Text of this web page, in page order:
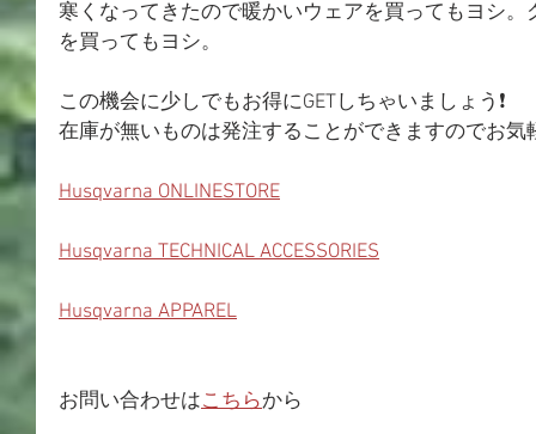
寒くなってきたので暖かいウェアを買ってもヨシ
を買ってもヨシ。
この機会に少しでもお得にGETしちゃいましょう❗
在庫が無いものは発注することができますのでお
Husqvarna ONLINESTORE
Husqvarna TECHNICAL ACCESSORIES
Husqvarna APPAREL
お問い合わせはこちらから